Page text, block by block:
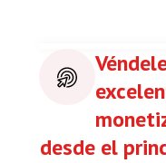
desde el